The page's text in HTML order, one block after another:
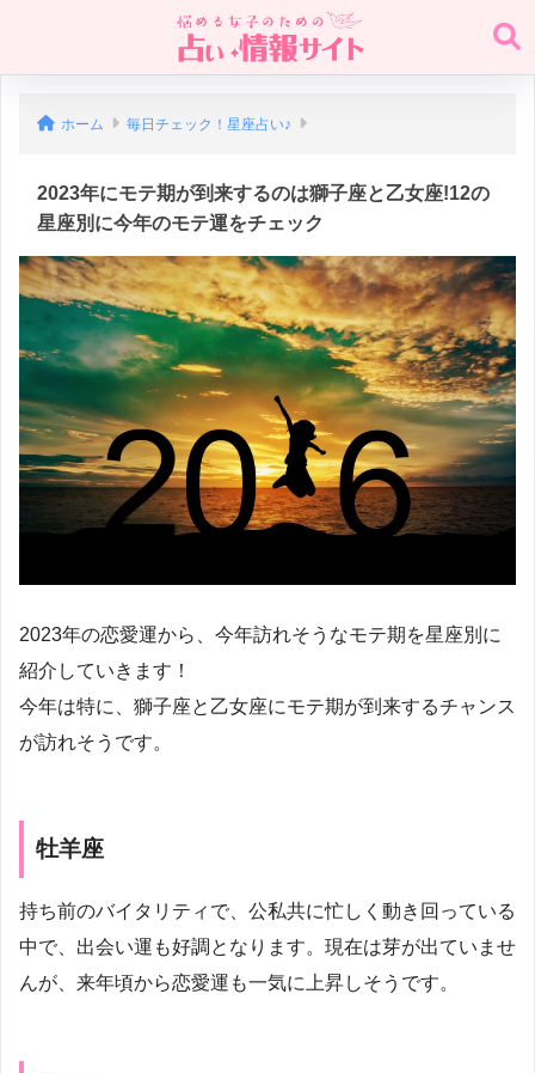
ホーム 毎日チェック！星座占い♪
2023年にモテ期が到来するのは獅子座と乙女座!12の
星座別に今年のモテ運をチェック
2023年の恋愛運から、今年訪れそうなモテ期を星座別に
紹介していきます！
今年は特に、獅子座と乙女座にモテ期が到来するチャンス
が訪れそうです。
牡羊座
持ち前のバイタリティで、公私共に忙しく動き回っている
中で、出会い運も好調となります。現在は芽が出ていませ
んが、来年頃から恋愛運も一気に上昇しそうです。